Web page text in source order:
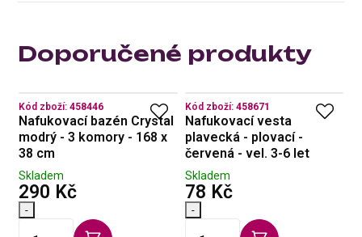
Doporučené produkty
Kód zboží: 458446
Nafukovací bazén Crystal
modrý - 3 komory - 168 x
38 cm
Skladem
290 Kčs DPH
-
Kód zboží: 458671
Nafukovací vesta
plavecká - plovací -
červená - vel. 3-6 let
Skladem
78 Kčs DPH
-